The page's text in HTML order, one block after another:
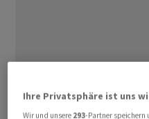
Zubehörs sei darauf
Ihre Privatsphäre ist uns
Wir und unsere 293-Partner speichern